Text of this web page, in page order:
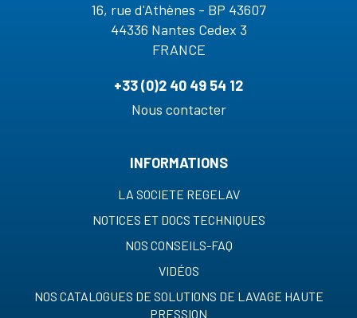
16, rue d'Athènes - BP 43607
44336 Nantes Cedex 3
FRANCE
+33 (0)2 40 49 54 12
Nous contacter
INFORMATIONS
LA SOCIETE REGELAV
NOTICES ET DOCS TECHNIQUES
NOS CONSEILS-FAQ
VIDÉOS
NOS CATALOGUES DE SOLUTIONS DE LAVAGE HAUTE
PRESSION